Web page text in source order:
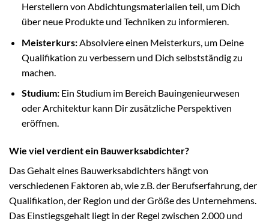
Herstellern von Abdichtungsmaterialien teil, um Dich
über neue Produkte und Techniken zu informieren.
Meisterkurs:Absolviere einen Meisterkurs, um Deine
Qualifikation zu verbessern und Dich selbstständig zu
machen.
Studium:Ein Studium im Bereich Bauingenieurwesen
oder Architektur kann Dir zusätzliche Perspektiven
eröffnen.
Wie viel verdient ein Bauwerksabdichter?
Das Gehalt eines Bauwerksabdichters hängt von
verschiedenen Faktoren ab, wie z.B. der Berufserfahrung, der
Qualifikation, der Region und der Größe des Unternehmens.
Das Einstiegsgehalt liegt in der Regel zwischen 2.000 und